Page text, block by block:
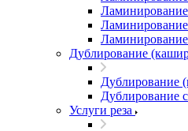
Ламинирование
Дублирование
Дублирование
Дублирование
Услуги реза